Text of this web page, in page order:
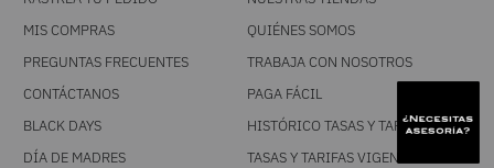
MIS COMPRAS
PREGUNTAS FRECUENTES
CONTÁCTANOS
BLACK DAYS
DÍA DE MADRES
QUIÉNES SOMOS
TRABAJA CON NOSOTROS
PAGA FÁCIL
HISTÓRICO TASAS Y TARIFAS
TASAS Y TARIFAS VIGENTES